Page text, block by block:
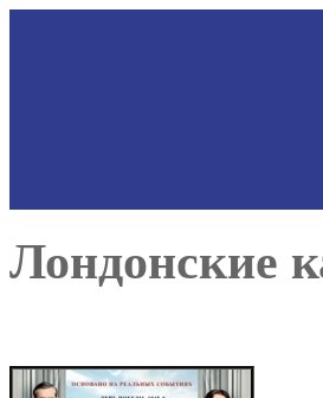
Лондонские